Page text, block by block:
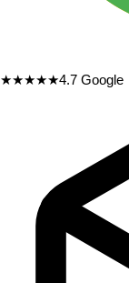
★★★★★4.7 Google